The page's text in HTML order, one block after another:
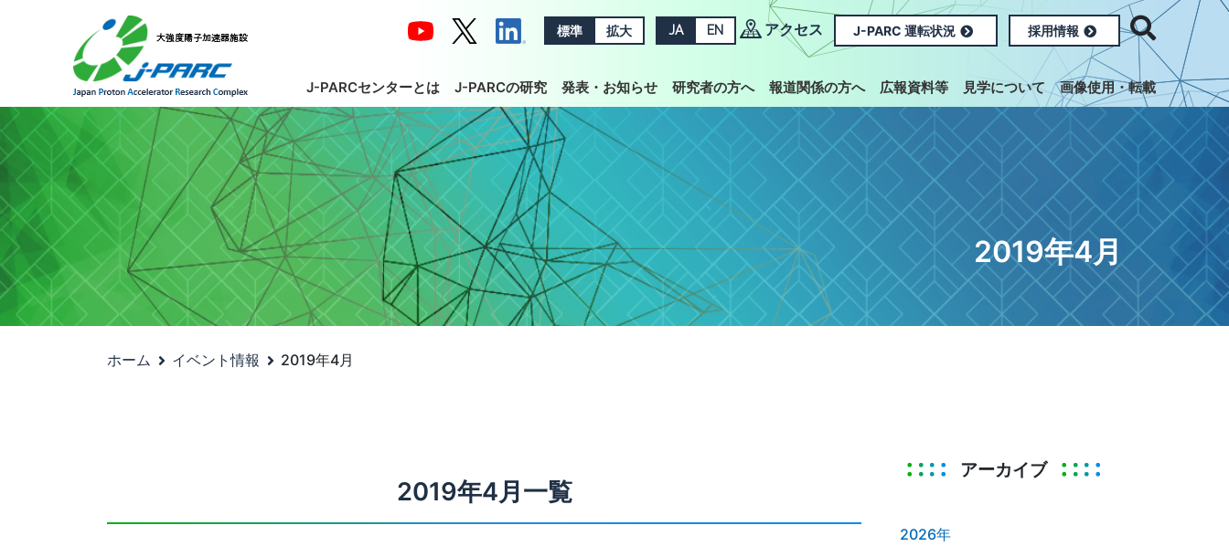
標準 拡大 JA EN アクセス J-PARC 運転状況 採用情報
J-PARCセンターとは J-PARCの研究 発表・お知らせ 研究者の方へ 報道関係の方へ 広報資料等 見学について 画像使用・転載
2019年4月
ホーム イベント情報 2019年4月
2019年4月一覧
アーカイブ
2026年